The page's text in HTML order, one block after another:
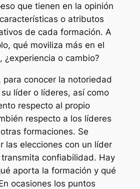
que tienen en la opinión
o atributos
de cada formación. A
qué moviliza más en el
¿experiencia o cambio?
para conocer la notoriedad
líder o líderes, así como
respecto al propio
respecto a los líderes
formaciones. Se
las elecciones con un líder
confiabilidad. Hay
aporta la formación y qué
ocasiones los puntos